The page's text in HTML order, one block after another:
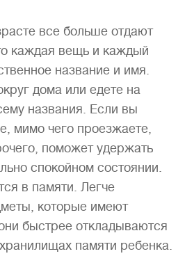
все больше отдают
каждая вещь и каждый
название и имя.
дома или едете на
названия. Если вы
мимо чего проезжаете,
поможет удержать
спокойном состоянии.
в памяти. Легче
которые имеют
быстрее откладываются
памяти ребенка.